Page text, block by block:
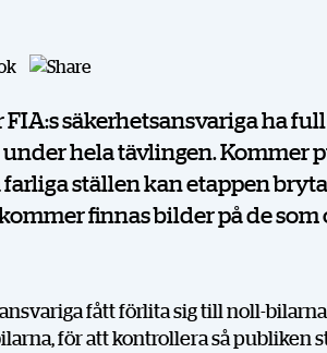
säkerhetsansvariga ha
under hela tävlingen. Kommer
farliga ställen kan etappen
finnas bilder på de som
fått förlita sig till noll-
för att kontrollera så publiken